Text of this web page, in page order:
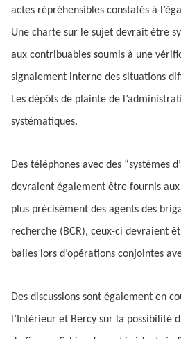
actes répréhensibles constatés à
Une charte sur le sujet devrait être
aux contribuables soumis à une
signalement interne des situations
Les dépôts de plainte de
systématiques.
Des téléphones avec des “systèmes
devraient également être fournis aux
plus précisément des agents des
recherche (BCR), ceux-ci devraient
balles lors d’opérations conjointes
Des discussions sont également en
l’Intérieur et Bercy sur la possibilité